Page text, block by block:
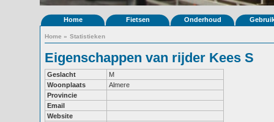
Home Fietsen Onderhoud
Home » Statistieken
Eigenschappen van rijder Kees S
Geslacht
M
Woonplaats
Almere
Provincie
Email
Website